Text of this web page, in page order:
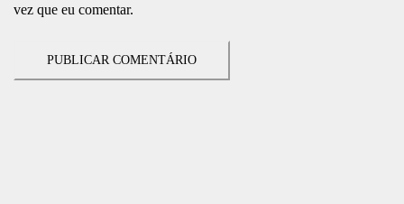
vez que eu comentar.